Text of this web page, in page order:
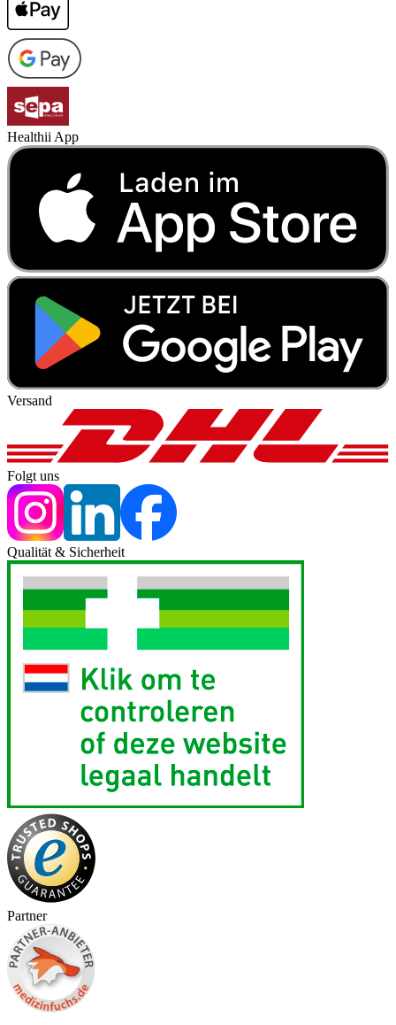
Healthii App
Versand
Folgt uns
Qualität & Sicherheit
Partner